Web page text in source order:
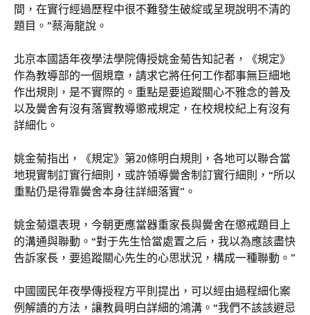
間，在實行經過歷程中很不難發生破綻或呈現說明不清的
題目。”蔡海龍說。
北京本國語年夜學法學院傳授姚金菊告知記者，《規定》
作為教導部的一個規章，請求它將任何工作都事無巨細地
作出規則，是不實際的。重點是要追蹤關心不雅念的普及
以及黌舍有沒有落實教導懲戒規定，在校規校紀上有沒有
詳細化。
姚金菊指出，《規定》第20條明白規則，各地可以聯合當
地現實制訂實行細則，或許領導黌舍制訂實行細則，“所以
重點仍是得靠黌舍本身往詳細落實”。
姚金菊還表現，今朝更應當器重家長與黌舍在懲戒題目上
的溝通與聯動。“對于先生恰當處置之后，我以為應該盡快
告訴家長，要追蹤關心先生的心思狀況，構成一種聯動。”
中國國民年夜學傳授程方平則提出，可以經由過程細化案
例解讀的方法，讓教員明白詳細的鴻溝。“我們不該該避忌